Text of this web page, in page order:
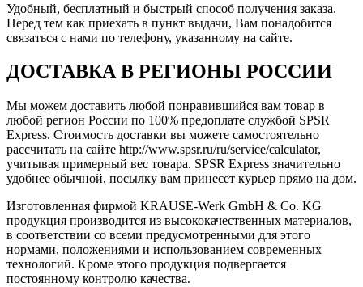
Удобный, бесплатный и быстрый способ получения заказа.
Перед тем как приехать в пункт выдачи, Вам понадобится
связаться с нами по телефону, указанному на сайте.
ДОСТАВКА В РЕГИОНЫ РОССИИ
Мы можем доставить любой понравившийся вам товар в
любой регион России по 100% предоплате службой SPSR
Express. Стоимость доставки вы можете самостоятельно
рассчитать на сайте http://www.spsr.ru/ru/service/calculator,
учитывая примерный вес товара. SPSR Express значительно
удобнее обычной, посылку вам принесет курьер прямо на дом.
Изготовленная фирмой KRAUSE-Werk GmbH & Со. KG
продукция производится из высококачественных материалов,
в соответствии со всеми предусмотренными для этого
нормами, положениями и использованием современных
технологий. Кроме этого продукция подвергается
постоянному контролю качества.